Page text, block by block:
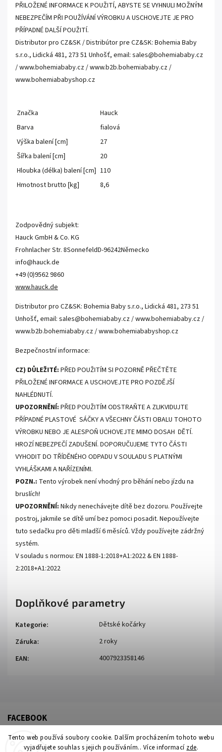
Tento web používá soubory cookie. Dalším procházením tohoto webu
vyjadřujete souhlas s jejich používáním.. Více informací zde.
PŘILOŽENÉ INFORMACE K POUŽITÍ, ABYSTE SE VYHNULI MOŽNÝM
NEBEZPEČÍM PŘI POUŽÍVÁNÍ VÝROBKU A USCHOVEJTE JE PRO
PŘÍPADNÉ DALŠÍ POUŽITÍ.
Distributor pro CZ&SK / Distribútor pre CZ&SK: Bohemia Baby
s.r.o., Lidická 481, 273 51 Unhošť, email: sales@bohemiababy.cz
/ www.bohemiababy.cz / www.b2b.bohemiababy.cz /
www.bohemiababyshop.cz
Značka
Hauck
Barva
fialová
Výška balení [cm]
27
Šířka balení [cm]
20
Hloubka (délka) balení [cm] 110
Hmotnost brutto [kg]
8,6
Zodpovědný subjekt:
Hauck GmbH & Co. KG
Frohnlacher Str. 8SonnefeldD-96242Německo
info@hauck.de
+49 (0)9562 9860
www.hauck.de
Distributor pro CZ&SK: Bohemia Baby s.r.o., Lidická 481, 273 51
Unhošť, email: sales@bohemiababy.cz / www.bohemiababy.cz /
www.b2b.bohemiababy.cz / www.bohemiababyshop.cz
Bezpečnostní informace:
CZ) DŮLEŽITÉ: PŘED POUŽITÍM SI POZORNĚ PŘEČTĚTE
PŘILOŽENÉ INFORMACE A USCHOVEJTE PRO POZDĚJŠÍ
NAHLÉDNUTÍ.
UPOZORNĚNÍ: PŘED POUŽITÍM ODSTRAŇTE A ZLIKVIDUJTE
PŘÍPADNÉ PLASTOVÉ SÁČKY A VŠECHNY ČÁSTI OBALU TOHOTO
VÝROBKU NEBO JE ALESPOŇ UCHOVEJTE MIMO DOSAH DĚTÍ.
HROZÍ NEBEZPEČÍ ZADUŠENÍ. DOPORUČUJEME TYTO ČÁSTI
VYHODIT DO TŘÍDĚNÉHO ODPADU V SOULADU S PLATNÝMI
VYHLÁŠKAMI A NAŘÍZENÍMI.
POZN.: Tento výrobek není vhodný pro běhání nebo jízdu na
bruslích!
UPOZORNĚNÍ: Nikdy nenechávejte dítě bez dozoru. Používejte
postroj, jakmile se dítě umí bez pomoci posadit. Nepoužívejte
tuto sedačku pro děti mladší 6 měsíců. Vždy používejte zádržný
systém.
V souladu s normou: EN 1888-1:2018+A1:2022 & EN 1888-
2:2018+A1:2022
Doplňkové parametry
Kategorie:
Dětské kočárky
Záruka:
2 roky
EAN: 4007923358146
FACEBOOK